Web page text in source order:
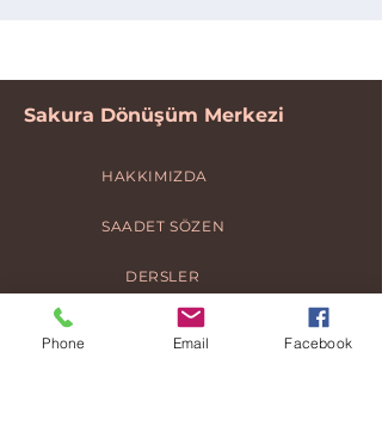
Sakura Dönüşüm Merkezi
HAKKIMIZDA
SAADET SÖZEN
DERSLER
Phone Email Facebook